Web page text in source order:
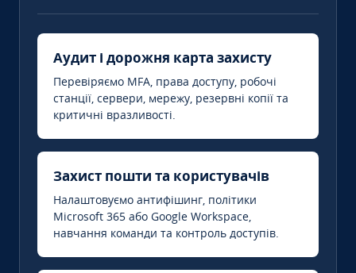
Аудит і дорожня карта захисту
Перевіряємо MFA, права доступу, робочі
станції, сервери, мережу, резервні копії та
критичні вразливості.
Захист пошти та користувачів
Налаштовуємо антифішинг, політики
Microsoft 365 або Google Workspace,
навчання команди та контроль доступів.